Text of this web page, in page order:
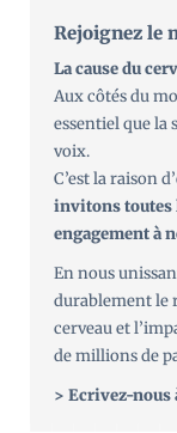
Rejoignez le
La cause du
Aux côtés du
essentiel que la
voix.
C’est la raison
invitons toutes
engagement à
En nous
durablement le
cerveau et
de millions de
> Ecrivez-nous